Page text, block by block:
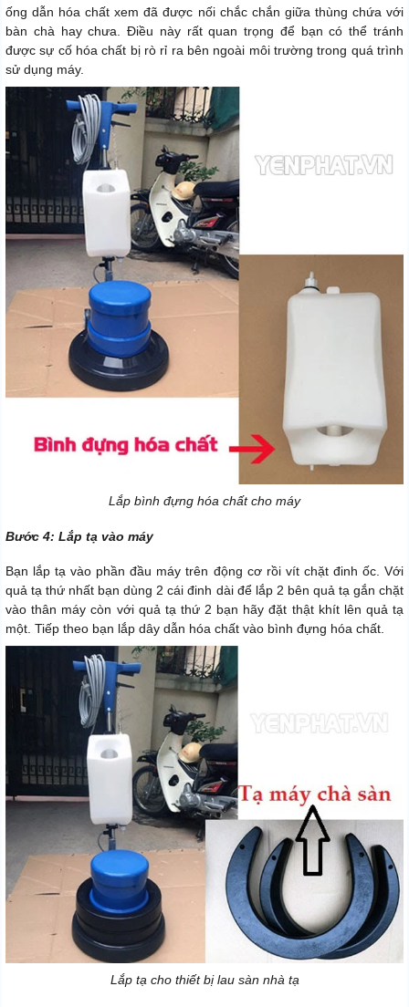
ống dẫn hóa chất xem đã được nối chắc chắn giữa thùng chứa với
bàn chà hay chưa. Điều này rất quan trọng để bạn có thể tránh
được sự cố hóa chất bị rò rỉ ra bên ngoài môi trường trong quá trình
sử dụng máy.
Lắp bình đựng hóa chất cho máy
Bước 4: Lắp tạ vào máy
Bạn lắp tạ vào phần đầu máy trên động cơ rồi vít chặt đinh ốc. Với
quả tạ thứ nhất bạn dùng 2 cái đinh dài để lắp 2 bên quả tạ gắn chặt
vào thân máy còn với quả tạ thứ 2 bạn hãy đặt thật khít lên quả tạ
một. Tiếp theo bạn lắp dây dẫn hóa chất vào bình đựng hóa chất.
Lắp tạ cho thiết bị lau sàn nhà tạ